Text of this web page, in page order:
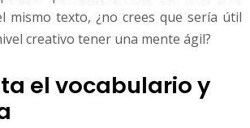
mismo texto, ¿no crees que sería útil
creativo tener una mente ágil?
el vocabulario y